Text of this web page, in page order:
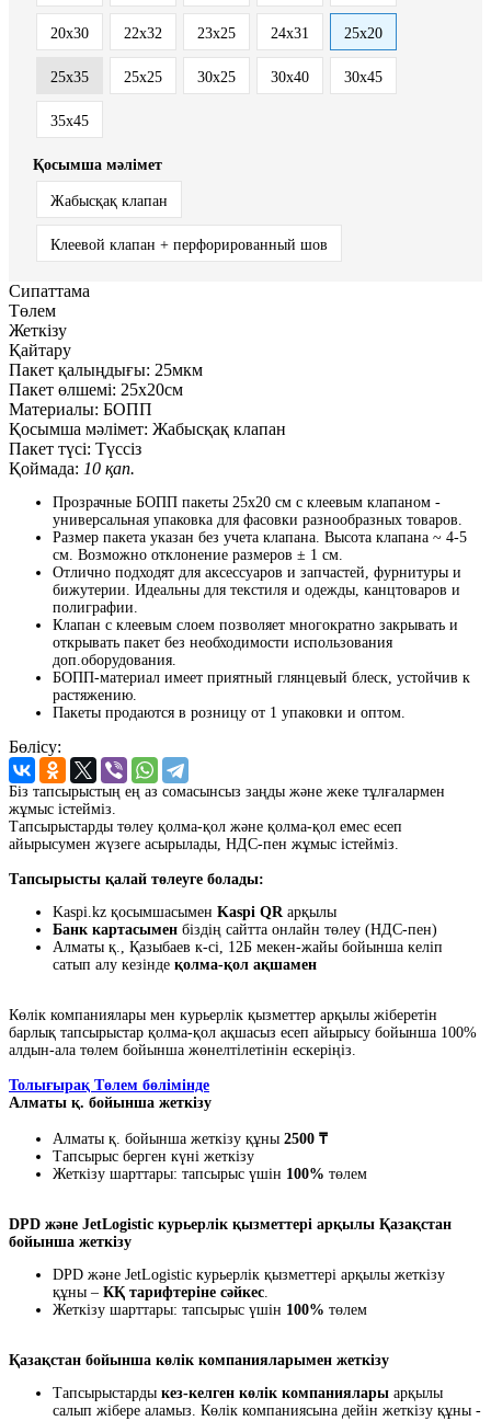
20x30 22x32 23x25 24x31 25x20
25x35 25х25 30x25 30x40 30x45
35x45
Қосымша мәлімет
Жабысқақ клапан
Клеевой клапан + перфорированный шов
Сипаттама
Төлем
Жеткізу
Қайтару
Пакет қалыңдығы: 25мкм
Пакет өлшемі: 25x20см
Материалы: БОПП
Қосымша мәлімет: Жабысқақ клапан
Пакет түсі: Түссіз
Қоймада: 10 қап.
Прозрачные БОПП пакеты 25x20 см с клеевым клапаном -
универсальная упаковка для фасовки разнообразных товаров.
Размер пакета указан без учета клапана. Высота клапана ~ 4-5
см. Возможно отклонение размеров ± 1 см.
Отлично подходят для аксессуаров и запчастей, фурнитуры и
бижутерии. Идеальны для текстиля и одежды, канцтоваров и
полиграфии.
Клапан с клеевым слоем позволяет многократно закрывать и
открывать пакет без необходимости использования
доп.оборудования.
БОПП-материал имеет приятный глянцевый блеск, устойчив к
растяжению.
Пакеты продаются в розницу от 1 упаковки и оптом.
Бөлісу:
Біз тапсырыстың ең аз сомасынсыз заңды және жеке тұлғалармен
жұмыс істейміз.
Тапсырыстарды төлеу қолма-қол және қолма-қол емес есеп
айырысумен жүзеге асырылады, НДС-пен жұмыс істейміз.
Тапсырысты қалай төлеуге болады:
Kaspi.kz қосымшасымен Kaspi QR арқылы
Банк картасымен біздің сайтта онлайн төлеу (НДС-пен)
Алматы қ., Қазыбаев к-сі, 12Б мекен-жайы бойынша келіп
сатып алу кезінде қолма-қол ақшамен
Көлік компаниялары мен курьерлік қызметтер арқылы жіберетін
барлық тапсырыстар қолма-қол ақшасыз есеп айырысу бойынша 100%
алдын-ала төлем бойынша жөнелтілетінін ескеріңіз.
Толығырақ Төлем бөлімінде
Алматы қ. бойынша жеткізу
Алматы қ. бойынша жеткізу құны 2500 ₸
Тапсырыс берген күні жеткізу
Жеткізу шарттары: тапсырыс үшін 100% төлем
DPD және JetLogistic курьерлік қызметтері арқылы Қазақстан
бойынша жеткізу
DPD және JetLogistic курьерлік қызметтері арқылы жеткізу
құны – КҚ тарифтеріне сәйкес
Жеткізу шарттары: тапсырыс үшін 100% төлем
Қазақстан бойынша көлік компанияларымен жеткізу
Тапсырыстарды кез-келген көлік компаниялары арқылы
салып жібере аламыз. Көлік компаниясына дейін жеткізу құны -